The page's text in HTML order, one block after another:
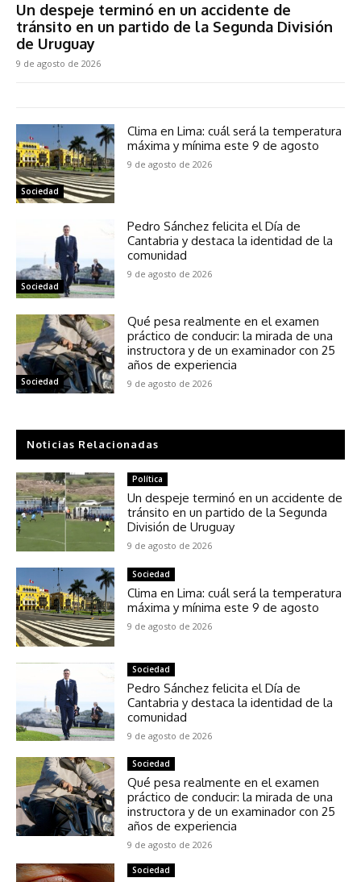
Un despeje terminó en un accidente de
tránsito en un partido de la Segunda División
de Uruguay
9 de agosto de 2026
Sociedad
Clima en Lima: cuál será la temperatura
máxima y mínima este 9 de agosto
9 de agosto de 2026
Sociedad
Pedro Sánchez felicita el Día de
Cantabria y destaca la identidad de la
comunidad
9 de agosto de 2026
Sociedad
Qué pesa realmente en el examen
práctico de conducir: la mirada de una
instructora y de un examinador con 25
años de experiencia
9 de agosto de 2026
Noticias Relacionadas
Política
Un despeje terminó en un accidente de
tránsito en un partido de la Segunda
División de Uruguay
9 de agosto de 2026
Sociedad
Clima en Lima: cuál será la temperatura
máxima y mínima este 9 de agosto
9 de agosto de 2026
Sociedad
Pedro Sánchez felicita el Día de
Cantabria y destaca la identidad de la
comunidad
9 de agosto de 2026
Sociedad
Qué pesa realmente en el examen
práctico de conducir: la mirada de una
instructora y de un examinador con 25
años de experiencia
9 de agosto de 2026
Sociedad